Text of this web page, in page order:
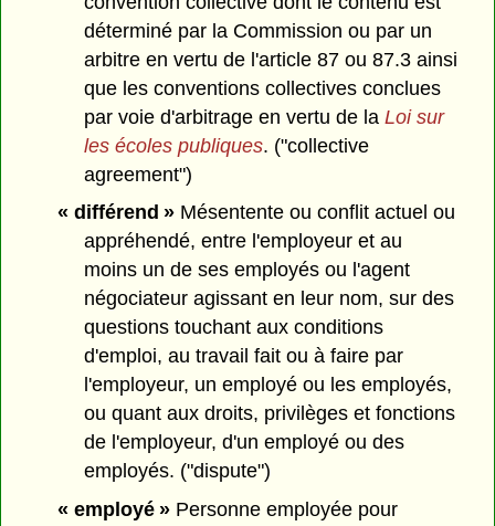
déterminé par la Commission ou par un
arbitre en vertu de l'article 87 ou 87.3 ainsi
que les conventions collectives conclues
par voie d'arbitrage en vertu de laLoi sur
les écoles publiques. ("collective
agreement")
« différend »Mésentente ou conflit actuel ou
appréhendé, entre l'employeur et au
moins un de ses employés ou l'agent
négociateur agissant en leur nom, sur des
questions touchant aux conditions
d'emploi, au travail fait ou à faire par
l'employeur, un employé ou les employés,
ou quant aux droits, privilèges et fonctions
de l'employeur, d'un employé ou des
employés. ("dispute")
« employé »Personne employée pour